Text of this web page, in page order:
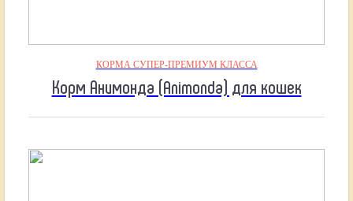
КОРМА СУПЕР-ПРЕМИУМ КЛАССА
Корм Анимонда (Animonda) для кошек